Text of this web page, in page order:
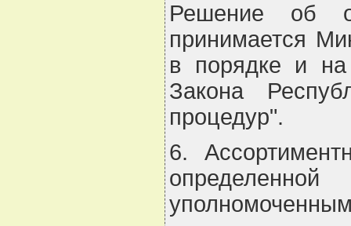
Решение об
принимается
в порядке и на
Закона
процедур".
6.